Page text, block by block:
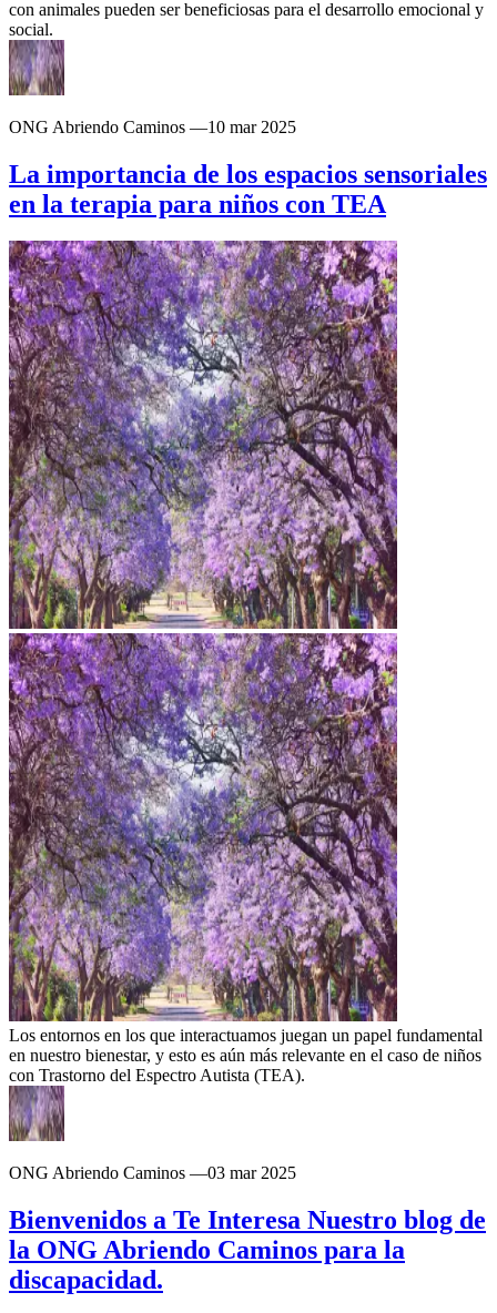
con animales pueden ser beneficiosas para el desarrollo emocional y
social.
ONG Abriendo Caminos —10 mar 2025
La importancia de los espacios sensoriales
en la terapia para niños con TEA
Los entornos en los que interactuamos juegan un papel fundamental
en nuestro bienestar, y esto es aún más relevante en el caso de niños
con Trastorno del Espectro Autista (TEA).
ONG Abriendo Caminos —03 mar 2025
Bienvenidos a Te Interesa Nuestro blog de
la ONG Abriendo Caminos para la
discapacidad.